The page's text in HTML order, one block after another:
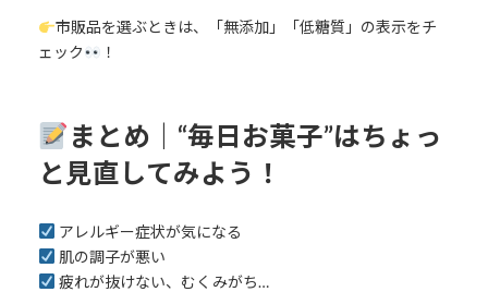
市販品を選ぶときは、「無添加」「低糖質」の表示をチ
ェック
！
まとめ｜“毎日お菓子”はちょっ
と見直してみよう！
アレルギー症状が気になる
肌の調子が悪い
疲れが抜けない、むくみがち…